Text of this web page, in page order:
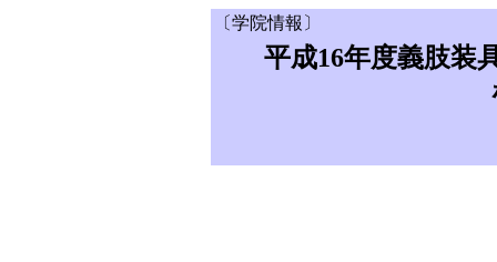
〔学院情報〕
平成16年度義肢装